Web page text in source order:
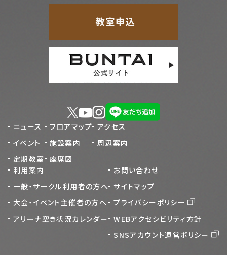
ニュース
イベント
定期教室
フロアマップ
施設案内
座席図
アクセス
周辺案内
利用案内
一般・サークル利用者の方へ
大会・イベント主催者の方へ
アリーナ空き状況カレンダー
お問い合わせ
サイトマップ
プライバシーポリシー
WEBアクセシビリティ方針
SNSアカウント運営ポリシー